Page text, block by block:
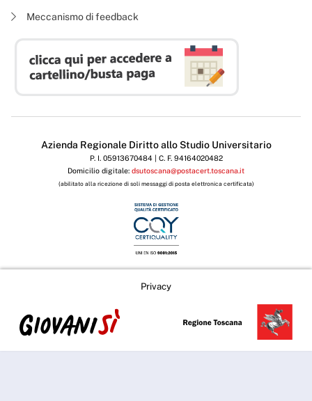
Meccanismo di feedback
Azienda Regionale Diritto allo Studio Universitario
P. I. 05913670484 | C. F. 94164020482
Domicilio digitale: dsutoscana@postacert.toscana.it
(abilitato alla ricezione di soli messaggi di posta elettronica certificata)
Privacy